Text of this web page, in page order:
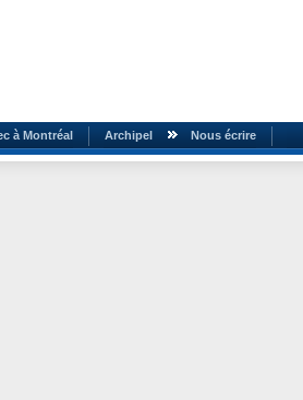
à Montréal Archipel Nous écrire